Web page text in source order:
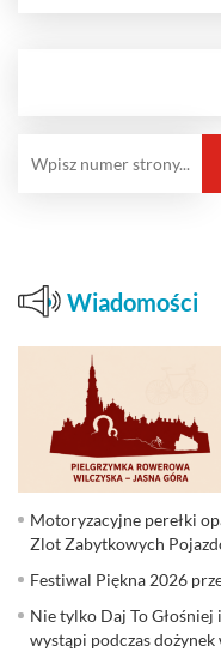
Wiadomości
Motoryzacyjne perełki
Zlot Zabytkowych
Festiwal Piękna 2026
Nie tylko Daj To Głośniej
wystąpi podczas dożynek